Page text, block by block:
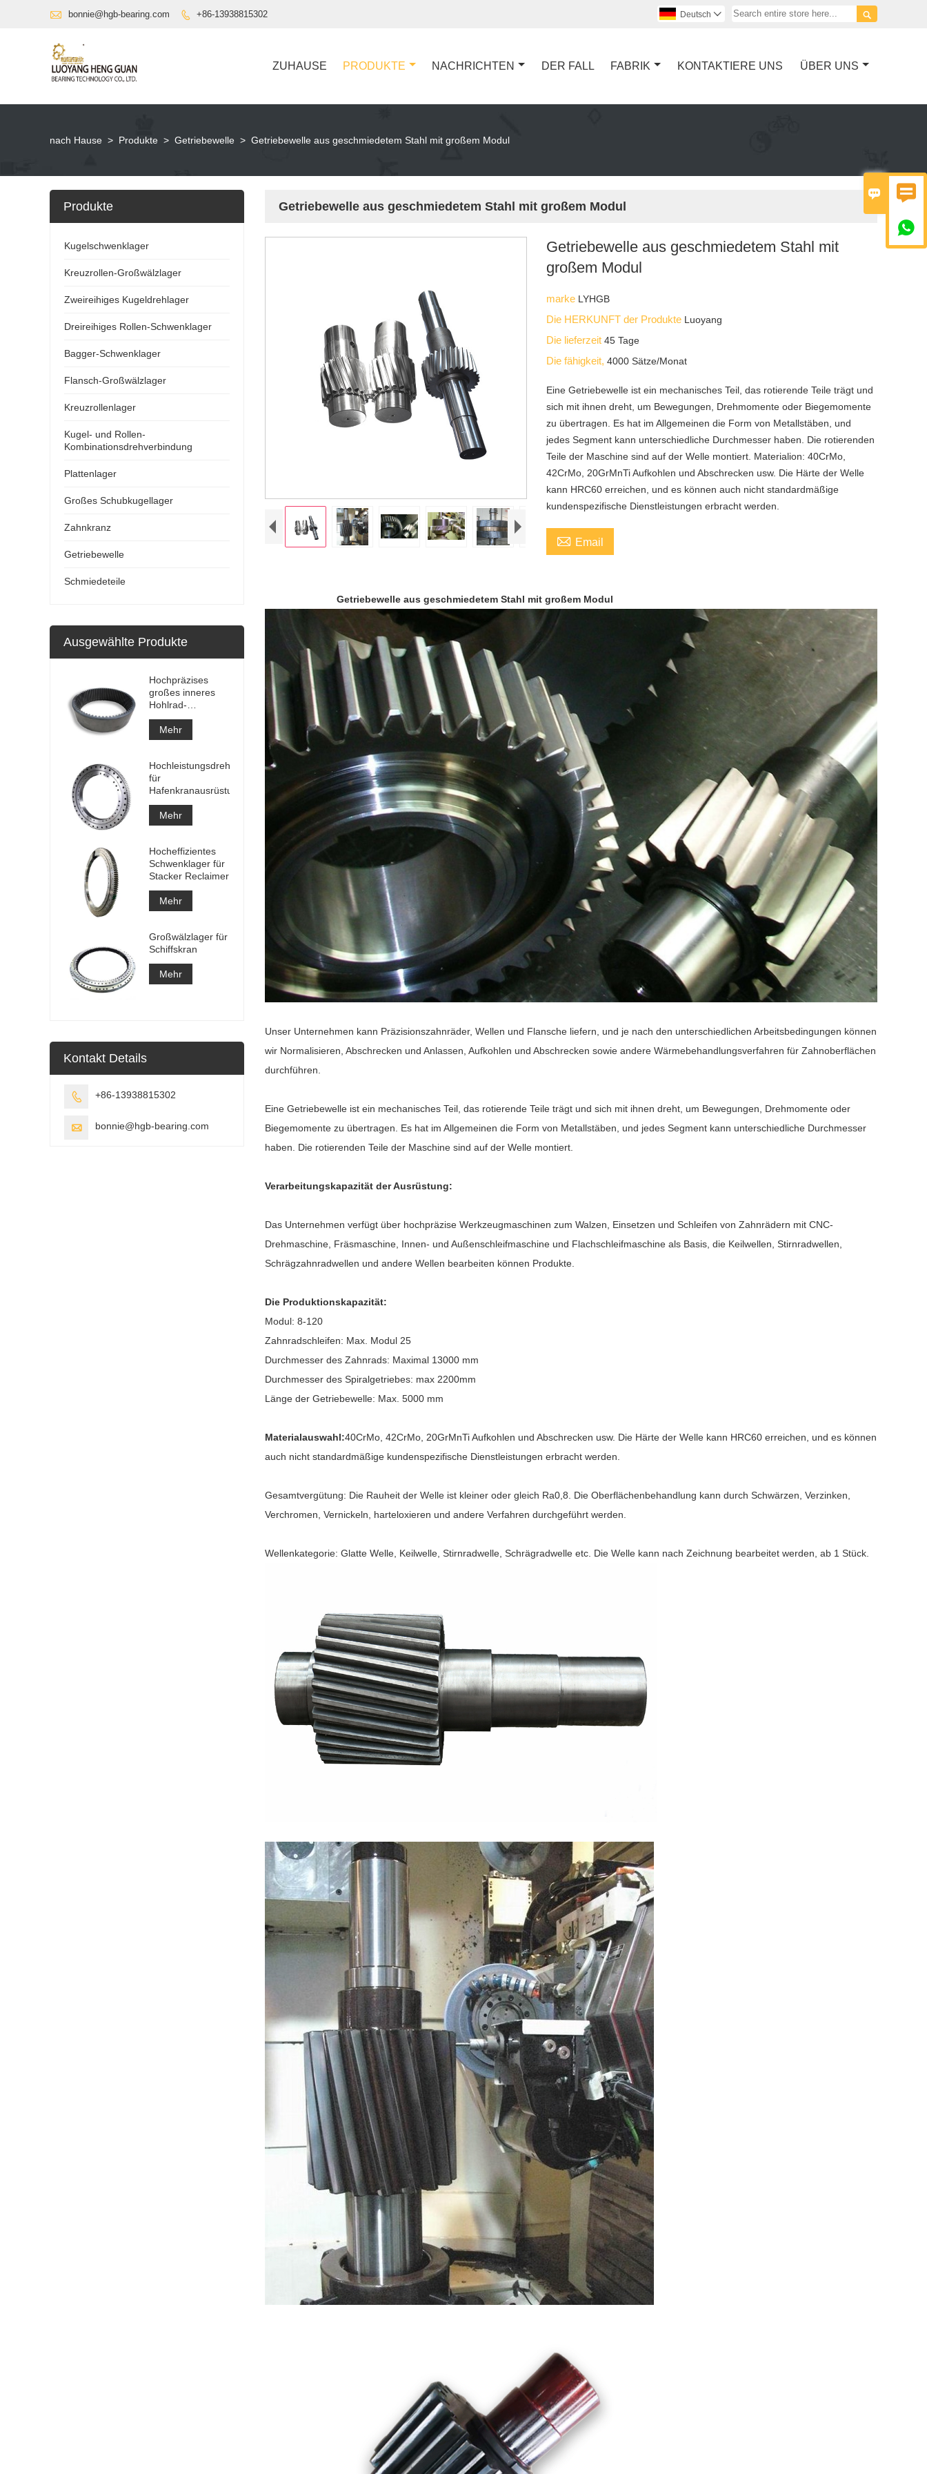
 

 bonnie@hgb-bearing.com  +86-13938815302 
Deutsch 
ZUHAUSE PRODUKTE NACHRICHTEN DER FALL FABRIK KONTAKTIERE UNS ÜBER UNS
nach Hause > Produkte > Getriebewelle > Getriebewelle aus geschmiedetem Stahl mit großem Modul
Getriebewelle aus geschmiedetem Stahl mit großem Modul
Getriebewelle aus geschmiedetem Stahl mit
großem Modul
marke LYHGB
Die HERKUNFT der Produkte Luoyang
Die lieferzeit45 Tage
Die fähigkeit,4000 Sätze/Monat
Eine Getriebewelle ist ein mechanisches Teil, das rotierende Teile trägt und
sich mit ihnen dreht, um Bewegungen, Drehmomente oder Biegemomente
zu übertragen. Es hat im Allgemeinen die Form von Metallstäben, und
jedes Segment kann unterschiedliche Durchmesser haben. Die rotierenden
Teile der Maschine sind auf der Welle montiert. Materialion: 40CrMo,
42CrMo, 20GrMnTi Aufkohlen und Abschrecken usw. Die Härte der Welle
kann HRC60 erreichen, und es können auch nicht standardmäßige
kundenspezifische Dienstleistungen erbracht werden.
 Email
Getriebewelle aus geschmiedetem Stahl mit großem Modul
Unser Unternehmen kann Präzisionszahnräder, Wellen und Flansche liefern, und je nach den unterschiedlichen Arbeitsbedingungen können
wir Normalisieren, Abschrecken und Anlassen, Aufkohlen und Abschrecken sowie andere Wärmebehandlungsverfahren für Zahnoberflächen
durchführen.
Eine Getriebewelle ist ein mechanisches Teil, das rotierende Teile trägt und sich mit ihnen dreht, um Bewegungen, Drehmomente oder
Biegemomente zu übertragen. Es hat im Allgemeinen die Form von Metallstäben, und jedes Segment kann unterschiedliche Durchmesser
haben. Die rotierenden Teile der Maschine sind auf der Welle montiert.
Verarbeitungskapazität der Ausrüstung:
Das Unternehmen verfügt über hochpräzise Werkzeugmaschinen zum Walzen, Einsetzen und Schleifen von Zahnrädern mit CNC-
Drehmaschine, Fräsmaschine, Innen- und Außenschleifmaschine und Flachschleifmaschine als Basis, die Keilwellen, Stirnradwellen,
Schrägzahnradwellen und andere Wellen bearbeiten können Produkte.
Die Produktionskapazität:
Modul: 8-120
Zahnradschleifen: Max. Modul 25
Durchmesser des Zahnrads: Maximal 13000 mm
Durchmesser des Spiralgetriebes: max 2200mm
Länge der Getriebewelle: Max. 5000 mm
Materialauswahl:40CrMo, 42CrMo, 20GrMnTi Aufkohlen und Abschrecken usw. Die Härte der Welle kann HRC60 erreichen, und es können
auch nicht standardmäßige kundenspezifische Dienstleistungen erbracht werden.
Gesamtvergütung: Die Rauheit der Welle ist kleiner oder gleich Ra0,8. Die Oberflächenbehandlung kann durch Schwärzen, Verzinken,
Verchromen, Vernickeln, harteloxieren und andere Verfahren durchgeführt werden.
Wellenkategorie: Glatte Welle, Keilwelle, Stirnradwelle, Schrägradwelle etc. Die Welle kann nach Zeichnung bearbeitet werden, ab 1 Stück.
Produkte
Kugelschwenklager
Kreuzrollen-Großwälzlager
Zweireihiges Kugeldrehlager
Dreireihiges Rollen-Schwenklager
Bagger-Schwenklager
Flansch-Großwälzlager
Kreuzrollenlager
Kugel- und Rollen-
Kombinationsdrehverbindung
Plattenlager
Großes Schubkugellager
Zahnkranz
Getriebewelle
Schmiedeteile
Ausgewählte Produkte
Hochpräzises
großes inneres
Hohlrad-
Keilzahnrad-
Metallstirnrad mit
Nitrierbehandlung
Mehr
Hochleistungsdrehlager
für
Hafenkranausrüstung
Mehr
Hocheffizientes
Schwenklager für
Stacker Reclaimer
Mehr
Großwälzlager für
Schiffskran
Mehr
Kontakt Details
 +86-13938815302
 bonnie@hgb-bearing.com